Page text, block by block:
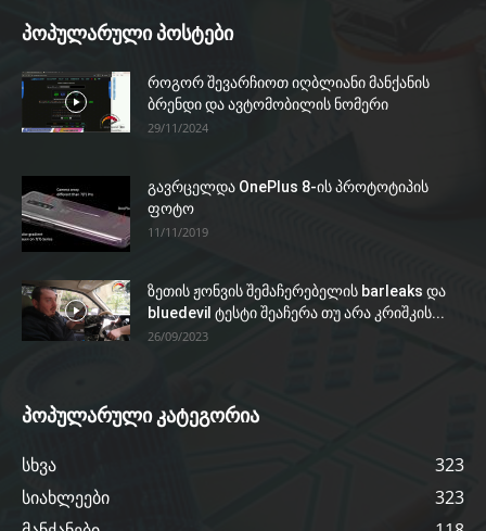
პოპულარული პოსტები
როგორ შევარჩიოთ იღბლიანი მანქანის
ბრენდი და ავტომობილის ნომერი
29/11/2024
გავრცელდა OnePlus 8-ის პროტოტიპის
ფოტო
11/11/2019
ზეთის ჟონვის შემაჩერებელის barleaks და
bluedevil ტესტი შეაჩერა თუ არა კრიშკის...
26/09/2023
პოპულარული კატეგორია
სხვა
323
სიახლეები
323